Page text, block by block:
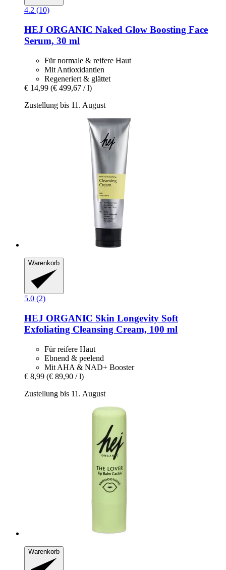
4.2 (10)
HEJ ORGANIC Naked Glow Boosting Face
Serum, 30 ml
Für normale & reifere Haut
Mit Antioxidantien
Regeneriert & glättet
€ 14,99 (€ 499,67 / l)
Zustellung bis 11. August
Warenkorb
5.0 (2)
HEJ ORGANIC Skin Longevity Soft
Exfoliating Cleansing Cream, 100 ml
Für reifere Haut
Ebnend & peelend
Mit AHA & NAD+ Booster
€ 8,99 (€ 89,90 / l)
Zustellung bis 11. August
Warenkorb